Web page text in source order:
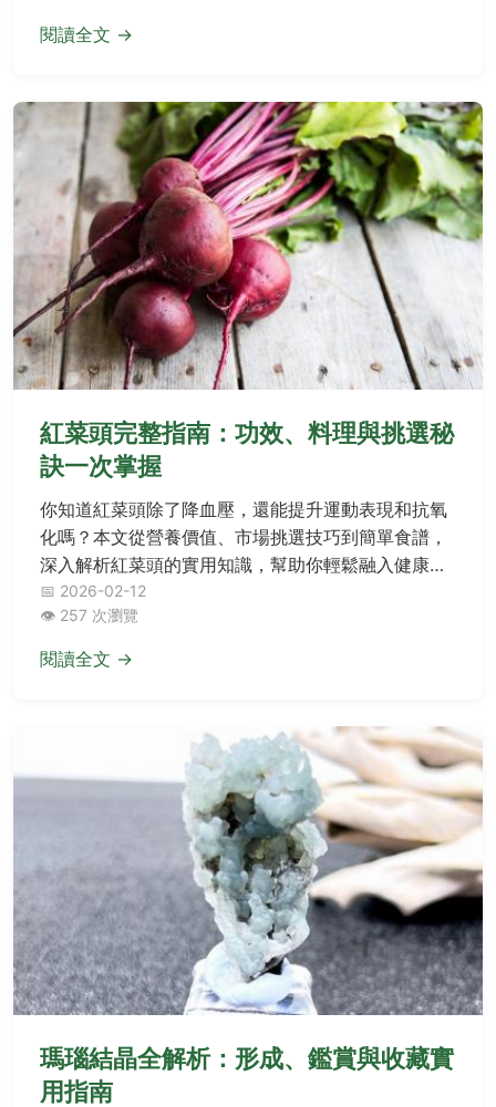
閱讀全文 →
紅菜頭完整指南：功效、料理與挑選秘
訣一次掌握
你知道紅菜頭除了降血壓，還能提升運動表現和抗氧
化嗎？本文從營養價值、市場挑選技巧到簡單食譜，
深入解析紅菜頭的實用知識，幫助你輕鬆融入健康飲
食。
📅 2026-02-12
👁️ 257 次瀏覽
閱讀全文 →
瑪瑙結晶全解析：形成、鑑賞與收藏實
用指南